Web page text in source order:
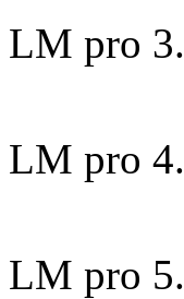
LM pro 3.
LM pro 4.
LM pro 5.